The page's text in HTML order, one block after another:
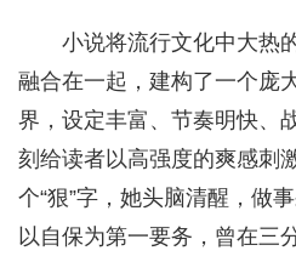
小说将流行文化中大热
融合在一起，建构了一个庞
界，设定丰富、节奏明快、
刻给读者以高强度的爽感刺
个“狠”字，她头脑清醒，做
以自保为第一要务，曾在三